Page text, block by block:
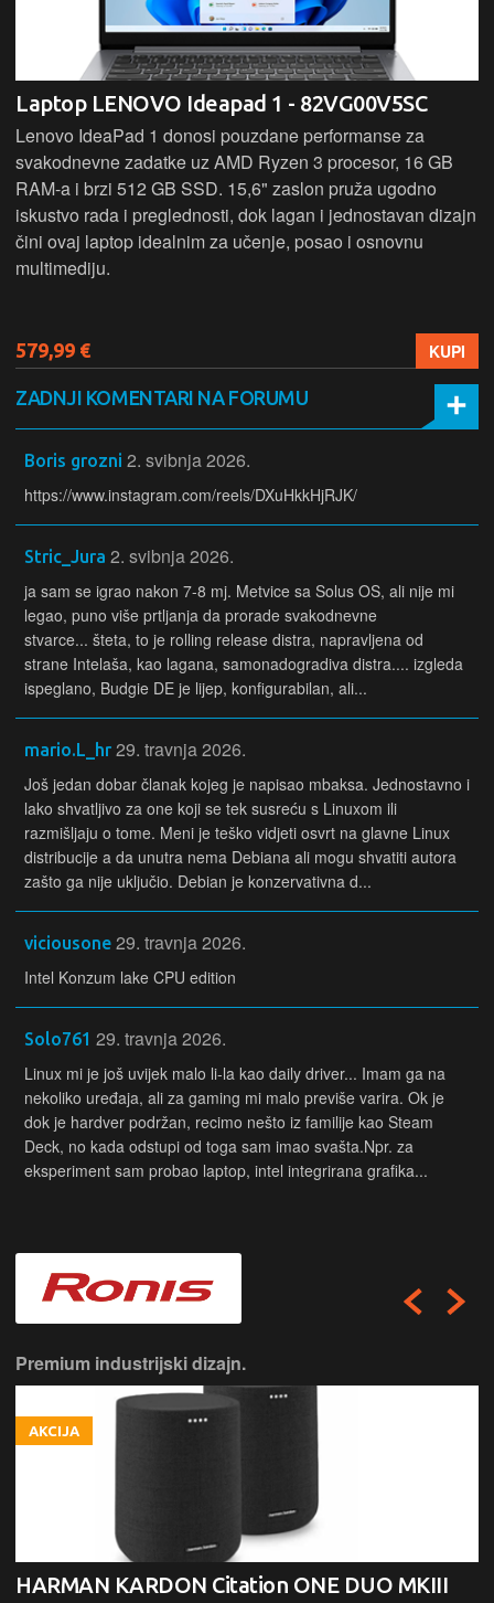
Laptop LENOVO Ideapad 1 - 82VG00V5SC
Lenovo IdeaPad 1 donosi pouzdane performanse za
svakodnevne zadatke uz AMD Ryzen 3 procesor, 16 GB
RAM-a i brzi 512 GB SSD. 15,6" zaslon pruža ugodno
iskustvo rada i preglednosti, dok lagan i jednostavan dizajn
čini ovaj laptop idealnim za učenje, posao i osnovnu
multimediju.
579,99 € KUPI
ZADNJI KOMENTARI NA FORUMU
Boris grozni 2. svibnja 2026.
https://www.instagram.com/reels/DXuHkkHjRJK/
Stric_Jura 2. svibnja 2026.
ja sam se igrao nakon 7-8 mj. Metvice sa Solus OS, ali nije mi
legao, puno više prtljanja da prorade svakodnevne
stvarce... šteta, to je rolling release distra, napravljena od
strane Intelaša, kao lagana, samonadogradiva distra.... izgleda
ispeglano, Budgie DE je lijep, konfigurabilan, ali...
mario.L_hr 29. travnja 2026.
Još jedan dobar članak kojeg je napisao mbaksa. Jednostavno i
lako shvatljivo za one koji se tek susreću s Linuxom ili
razmišljaju o tome. Meni je teško vidjeti osvrt na glavne Linux
distribucije a da unutra nema Debiana ali mogu shvatiti autora
zašto ga nije uključio. Debian je konzervativna d...
viciousone 29. travnja 2026.
Intel Konzum lake CPU edition
Solo761 29. travnja 2026.
Linux mi je još uvijek malo li-la kao daily driver... Imam ga na
nekoliko uređaja, ali za gaming mi malo previše varira. Ok je
dok je hardver podržan, recimo nešto iz familije kao Steam
Deck, no kada odstupi od toga sam imao svašta.Npr. za
eksperiment sam probao laptop, intel integrirana grafika...
Premium industrijski dizajn.
AKCIJA
HARMAN KARDON Citation ONE DUO MKIII